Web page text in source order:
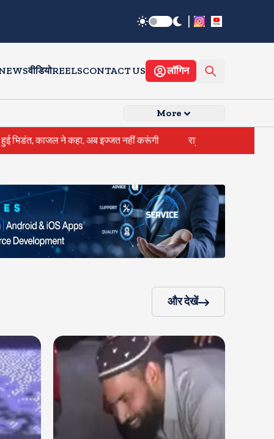
|
वीडियोREELSCONTACT US लॉगिन
More
इज्जत नहीं करूंगी राहुल गांधी के घर के बाहर साधु संतों का प्रदर्शन
और देखें